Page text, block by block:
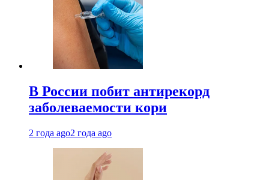
В России побит антирекорд
заболеваемости кори
2 года ago2 года ago